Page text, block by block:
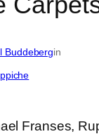
Buddebergin
Franses,